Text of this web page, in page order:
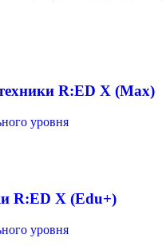
R:ED X (Max)
уровня
R:ED X (Edu+)
уровня